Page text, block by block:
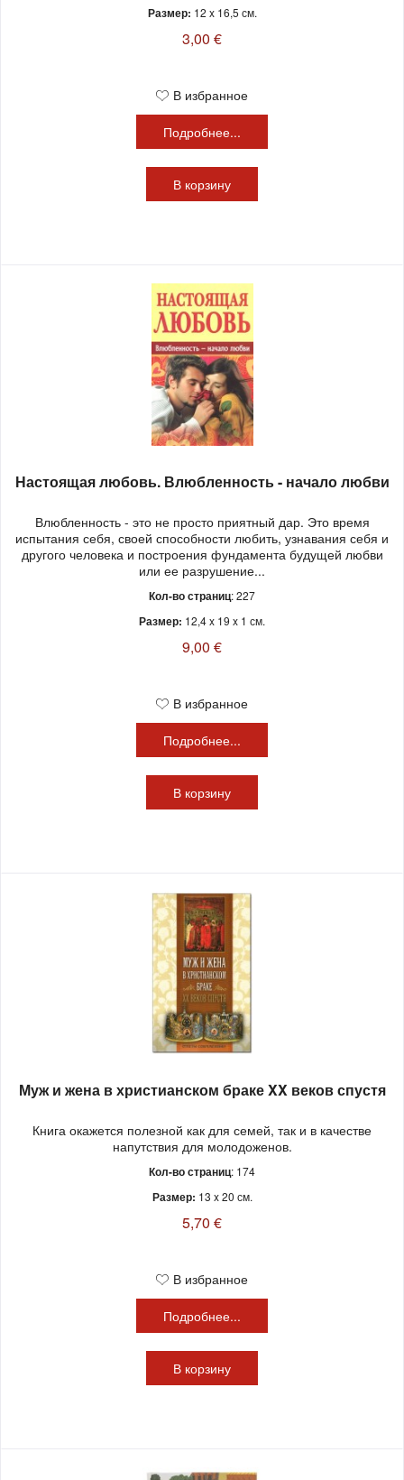
Размер: 12 x 16,5 см.
3,00 €
В избранное
Подробнее...
В корзину
Настоящая любовь. Влюбленность - начало любви
Влюбленность - это не просто приятный дар. Это время
испытания себя, своей способности любить, узнавания себя и
другого человека и построения фундамента будущей любви
или ее разрушение...
Кол-во страниц: 227
Размер: 12,4 x 19 x 1 см.
9,00 €
В избранное
Подробнее...
В корзину
Муж и жена в христианском браке XX веков спустя
Книга окажется полезной как для семей, так и в качестве
напутствия для молодоженов.
Кол-во страниц: 174
Размер: 13 x 20 см.
5,70 €
В избранное
Подробнее...
В корзину